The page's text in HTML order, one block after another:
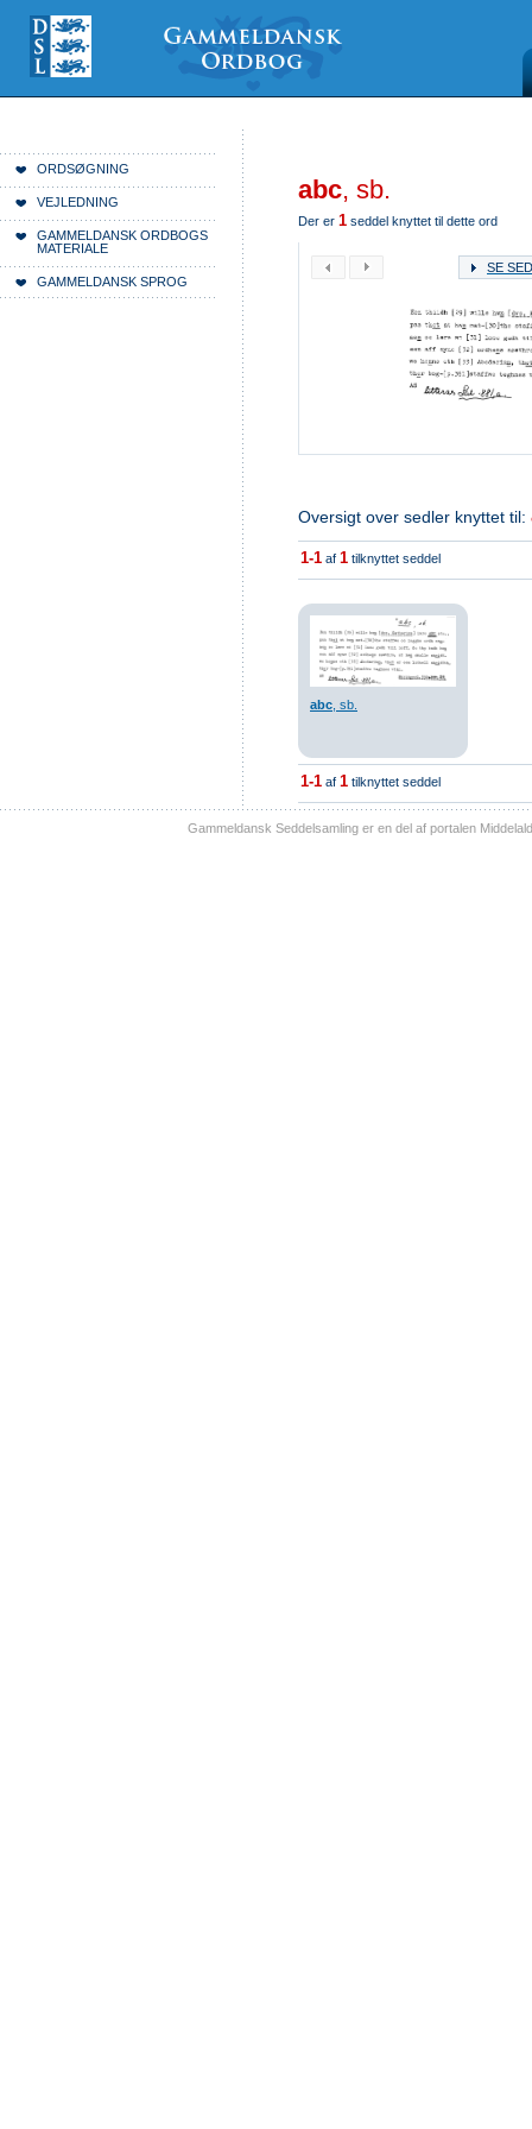
indhold
Videre
værktøjer
ORDSØGNING
VEJLEDNING
GAMMELDANSK ORDBOGS
MATERIALE
GAMMELDANSK SPROG
abc, sb.
Der er 1 seddel knyttet til dette ord
SE
Oversigt over sedler knyttet til:
1-1 af 1 tilknyttet seddel
abc , sb.
1-1 af 1 tilknyttet seddel
Gammeldansk Seddelsamling er en del af portalen